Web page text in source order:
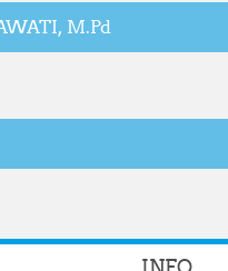
M.Pd